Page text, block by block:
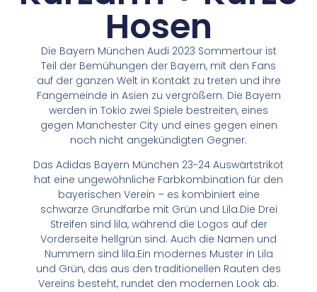
Hosen
Die Bayern München Audi 2023 Sommertour ist
Teil der Bemühungen der Bayern, mit den Fans
auf der ganzen Welt in Kontakt zu treten und ihre
Fangemeinde in Asien zu vergrößern. Die Bayern
werden in Tokio zwei Spiele bestreiten, eines
gegen Manchester City und eines gegen einen
noch nicht angekündigten Gegner.
Das Adidas Bayern München 23-24 Auswärtstrikot
hat eine ungewöhnliche Farbkombination für den
bayerischen Verein – es kombiniert eine
schwarze Grundfarbe mit Grün und Lila.Die Drei
Streifen sind lila, während die Logos auf der
Vorderseite hellgrün sind. Auch die Namen und
Nummern sind lila.Ein modernes Muster in Lila
und Grün, das aus den traditionellen Rauten des
Vereins besteht, rundet den modernen Look ab.